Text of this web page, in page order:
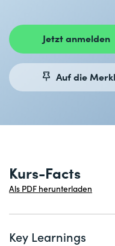
Jetzt anmelden
Auf die
Kurs-Facts
Als PDF herunterladen
Key Learnings